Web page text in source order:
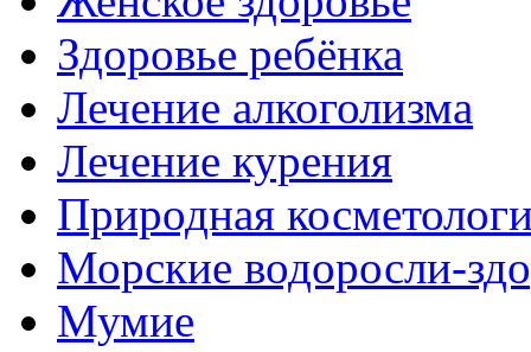
Здоровье ребёнка
Лечение алкоголизма
Лечение курения
Природная
Морские водоросли-
Мумие